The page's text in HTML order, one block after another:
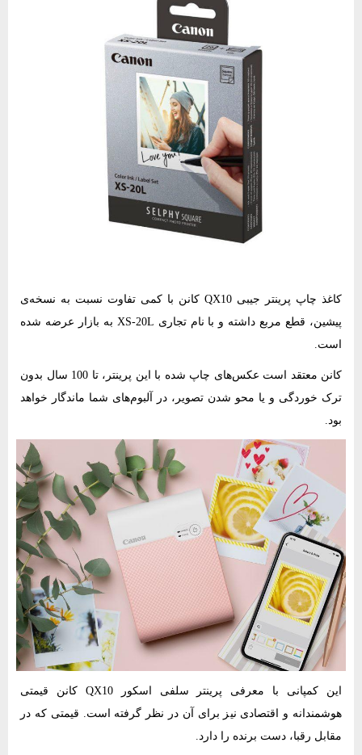
کاغذ چاپ پرینتر جیبی QX10 کانن با کمی تفاوت نسبت به نسخه‌ی
پیشین، قطع مربع داشته و با نام تجاری XS-20L به بازار عرضه شده
است.
کانن معتقد است عکس‌های چاپ شده با این پرینتر، تا 100 سال بدون
ترک خوردگی و یا محو شدن تصویر، در آلبوم‌های شما ماندگار خواهد
بود.
این کمپانی با معرفی پرینتر سلفی اسکور QX10 کانن قیمتی
هوشمندانه و اقتصادی نیز برای آن در نظر گرفته است. قیمتی که در
مقابل رقبا، دست برنده را دارد.